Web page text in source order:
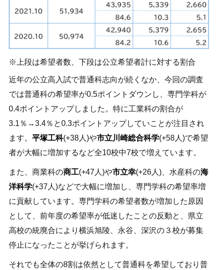
上段は希望者数、下段は公立希望者計に対する割合
近年の公立高入試で普通科志向が続くなか、今回の調査
では普通科の希望率が0.5ポイントダウンし、専門学科が
0.4ポイントアップしました。特に工業科の割合が
3.1％→3.4％と0.3ポイントアップしていことが注目され
ます。 平塚工科(+38人)や市立川崎総合科学(+58人)で希望
者が大幅に増加するなど全10校中7校で増えています。
また、商業科の商工(+47人)や市立幸(+26人)、水産科の海
洋科学(+37人)などで大幅に増加し、専門学科の希望率増
に貢献しています。専門学科の希望者数が増加した原因
として、前年度の希望率が低迷したことの反動と、県立
高校の統廃合により横浜旭陵、永谷、深沢の３校が募集
停止になったことが挙げられます。
それでも全体の8割は依然として普通科を希望しており普